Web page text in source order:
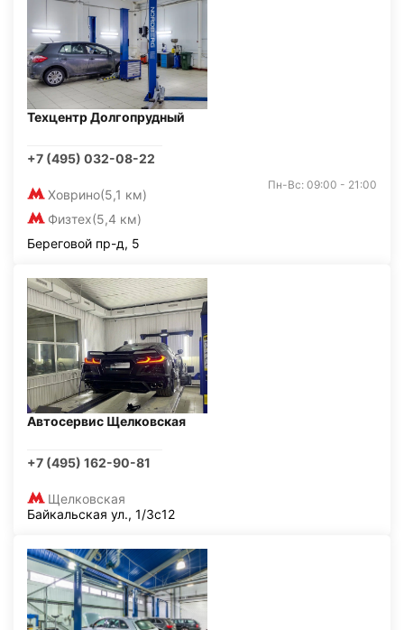
Техцентр Долгопрудный
+7 (495) 032-08-22
Ховрино(5,1 км)
Физтех(5,4 км)
Пн-Вс: 09:00 - 21:00
Береговой пр-д, 5
Автосервис Щелковская
+7 (495) 162-90-81
Щелковская
Байкальская ул., 1/3с12